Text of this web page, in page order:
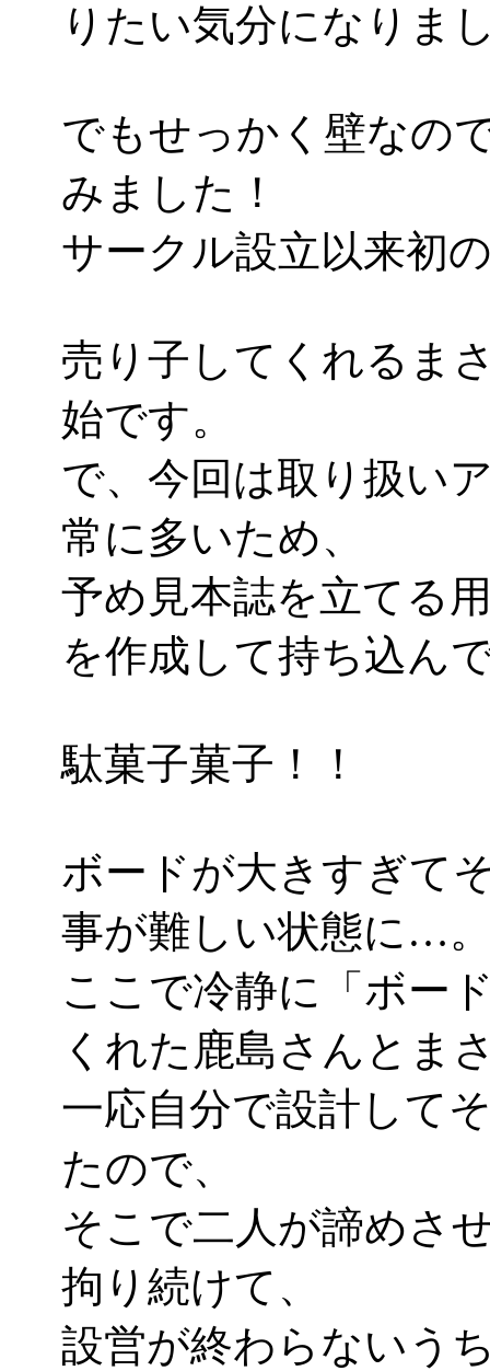
りたい気分になりま
でもせっかく壁なの
みました！
サークル設立以来初
売り子してくれるま
始です。
で、今回は取り扱い
常に多いため、
予め見本誌を立てる
を作成して持ち込ん
駄菓子菓子！！
ボードが大きすぎて
事が難しい状態に…
ここで冷静に「ボー
くれた鹿島さんとま
一応自分で設計して
たので、
そこで二人が諦めさ
拘り続けて、
設営が終わらないう